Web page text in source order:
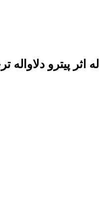
اثر پیترو